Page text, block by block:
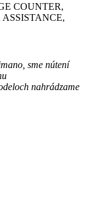
COUNTER,
sme nútení
nahrádzame